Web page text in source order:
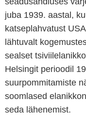
juba 1939. aastal,
katseplahvatust
lähtuvalt
sealset
Helsingit perioodil
suurpommitamiste
soomlased
seda lähenemist.